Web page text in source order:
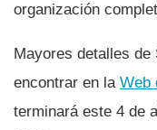
organización
Mayores detalles de
encontrar en la Web
terminará este 4 de